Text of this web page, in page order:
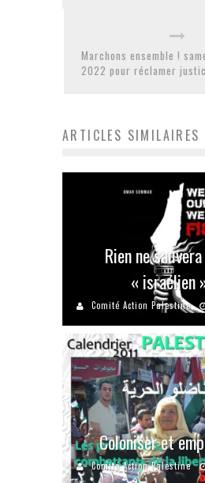
Marchons ensemble !
2022 pour réclamer
ARTICLES SIMILAIRES
Rien ne
« israélien
Comité Action Palestine
Coloniser et
Comité Action Palestine